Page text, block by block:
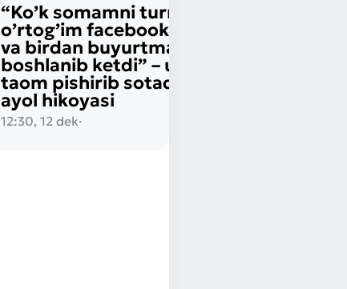
“Ko’k somamni turmush
o’rtog’im facebookka qo’ydi
va birdan buyurtmalar
boshlanib ketdi” – uyda 40 xil
taom pishirib sotadigan yosh
ayol hikoyasi
12:30, 12 dek·